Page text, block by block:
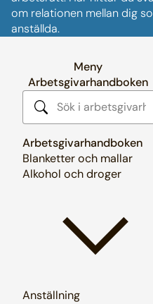
om relationen mellan dig
anställda.
Meny
Arbetsgivarhandboken
Sök i
Arbetsgivarhandboken
Blanketter och mallar
Alkohol och droger
Anställning